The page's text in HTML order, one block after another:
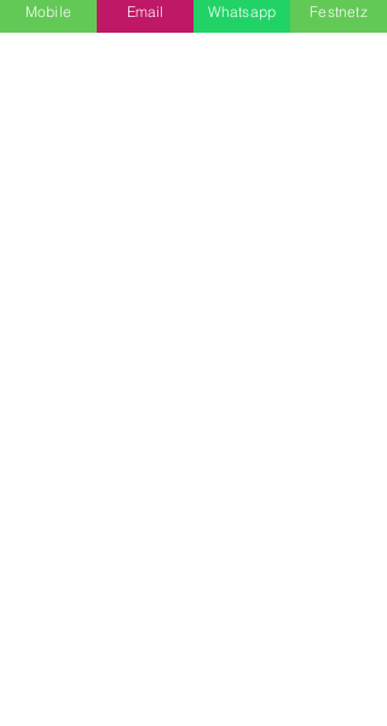
auf Scat stehst, kann es sein, dass mein
Mobile Email Whatsapp Festnetz